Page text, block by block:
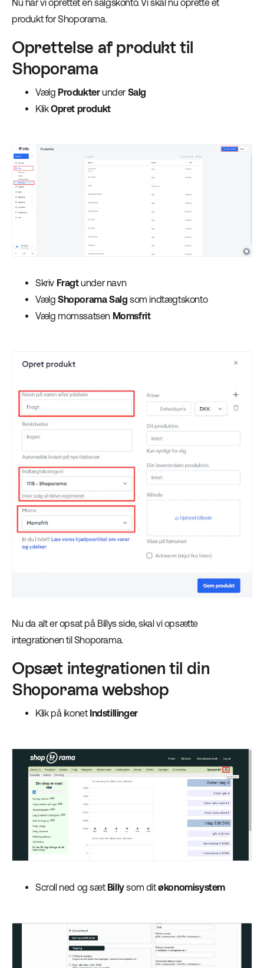
Nu har vi oprettet en salgskonto. Vi skal nu oprette et
produkt for Shoporama.
Oprettelse af produkt til
Shoporama
Vælg Produkterunder Salg
KlikOpret produkt
Skriv Fragtunder navn
Vælg Shoporama Salg som indtægtskonto
Vælg momssatsen Momsfrit
Nu da alt er opsat på Billys side, skal vi opsætte
integrationen til Shoporama.
Opsæt integrationen til din
Shoporama webshop
Klik på ikonet Indstillinger
Scroll ned og sæt Billysom ditøkonomisystem